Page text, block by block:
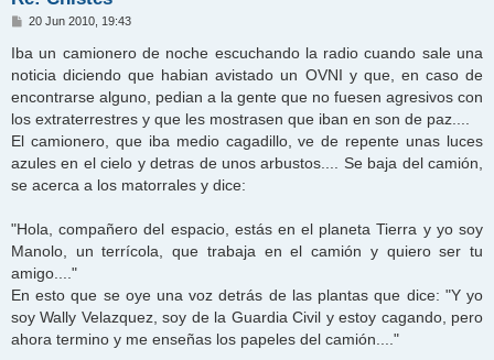
M
n
a
e
20 Jun 2010, 19:43
Iba un camionero de noche escuchando la radio cuando sale una
noticia diciendo que habian avistado un OVNI y que, en caso de
encontrarse alguno, pedian a la gente que no fuesen agresivos con
los extraterrestres y que les mostrasen que iban en son de paz....
El camionero, que iba medio cagadillo, ve de repente unas luces
azules en el cielo y detras de unos arbustos.... Se baja del camión,
se acerca a los matorrales y dice:
"Hola, compañero del espacio, estás en el planeta Tierra y yo soy
Manolo, un terrícola, que trabaja en el camión y quiero ser tu
amigo...."
En esto que se oye una voz detrás de las plantas que dice: "Y yo
soy Wally Velazquez, soy de la Guardia Civil y estoy cagando, pero
ahora termino y me enseñas los papeles del camión...."